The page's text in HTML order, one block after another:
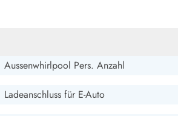
Aussenwhirlpool Pers. Anzahl
Ladeanschluss für E-Auto